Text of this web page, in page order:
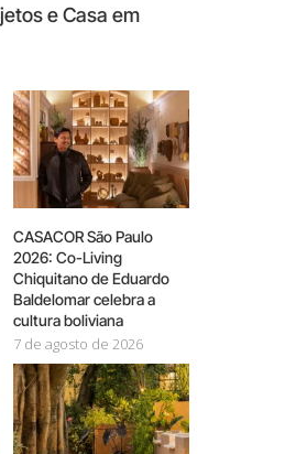
e Casa em
CASACOR São Paulo
2026: Co-Living
Chiquitano de Eduardo
Baldelomar celebra a
cultura boliviana
7 de agosto de 2026